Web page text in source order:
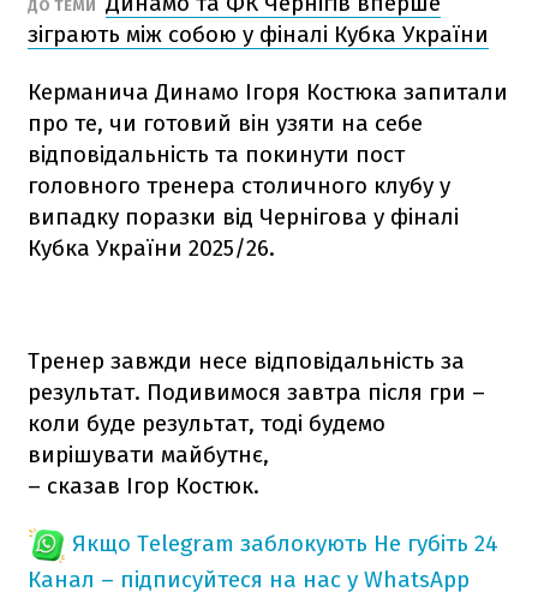
ДО ТЕМИ
зіграють між собою у фіналі Кубка України
Керманича Динамо Ігоря Костюка запитали
про те, чи готовий він узяти на себе
відповідальність та покинути пост
головного тренера столичного клубу у
випадку поразки від Чернігова у фіналі
Кубка України 2025/26.
Тренер завжди несе відповідальність за
результат. Подивимося завтра після гри –
коли буде результат, тоді будемо
вирішувати майбутнє,
– сказав Ігор Костюк.
Якщо Telegram заблокують Не губіть 24
Канал – підписуйтеся на нас у WhatsApp